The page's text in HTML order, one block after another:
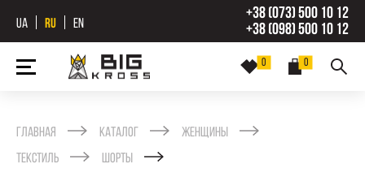
UA RU EN
+38 (073) 500 10 12
+38 (098) 500 10 12
0
0
Главная Каталог
Женщины
Текстиль
Шорты